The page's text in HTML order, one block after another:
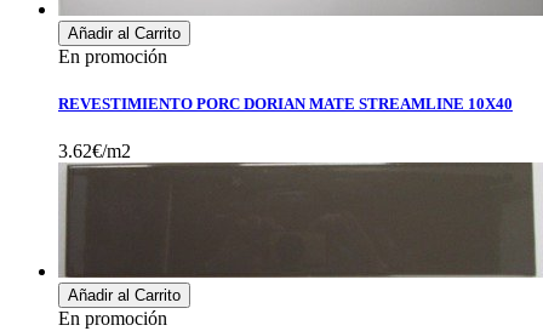
Añadir al Carrito
En promoción
REVESTIMIENTO PORC DORIAN MATE STREAMLINE 10X40
3.62€/m2
Añadir al Carrito
En promoción